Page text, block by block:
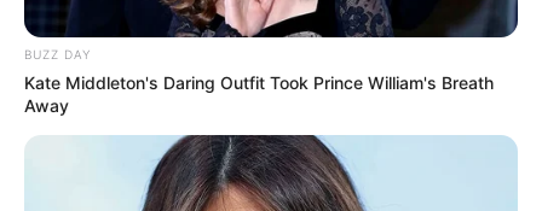
BUZZ DAY
Kate Middleton's Daring Outfit Took Prince William's Breath
Away